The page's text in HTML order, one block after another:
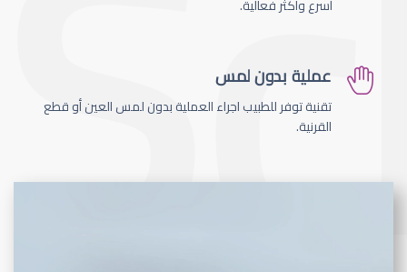
أسرع واكثر فعالية.
عملية بدون لمس
تقنية توفر للطبيب اجراء العملية بدون لمس العين أو قطع
القرنية.